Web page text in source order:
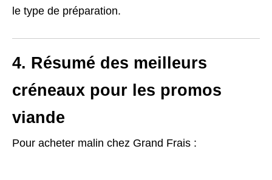
le type de préparation.
4. Résumé des meilleurs
créneaux pour les promos
viande
Pour acheter malin chez Grand Frais :